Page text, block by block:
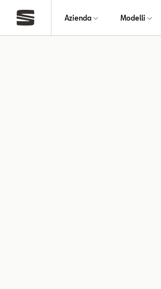
Azienda Modelli